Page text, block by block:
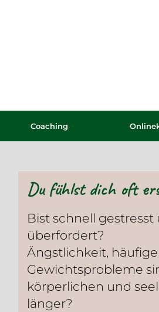
Coaching
Du fühlst dich oft
Bist schnell
überfordert?
Ängstlichkeit,
Gewichtsprobleme
körperlichen und
länger?